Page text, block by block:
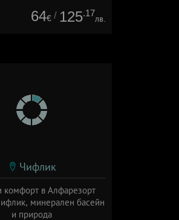
64€ / 125.17
лв.
Чифлик
комфорт в Алфарезорт
минерален басейн
и природа